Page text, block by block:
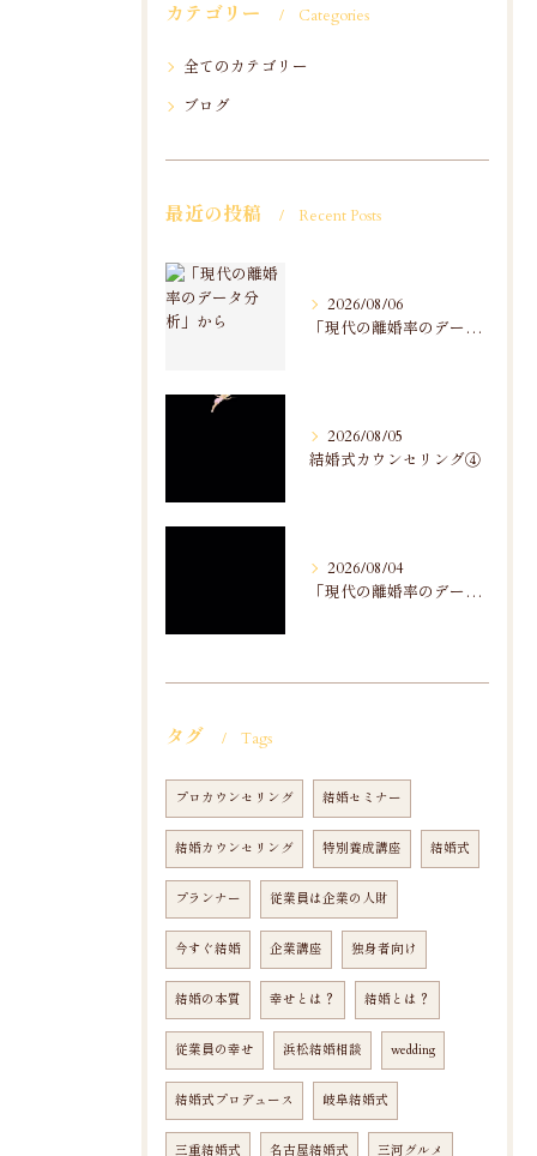
カテゴリー Categories
全てのカテゴリー
ブログ
最近の投稿 Recent Posts
2026/08/06
「現代の離婚率のデータ分析」から
2026/08/05
結婚式カウンセリング④
2026/08/04
「現代の離婚率のデータ分析」から
タグ Tags
プロカウンセリング 結婚セミナー
結婚カウンセリング 特別養成講座 結婚式
プランナー 従業員は企業の人財
今すぐ結婚 企業講座 独身者向け
結婚の本質 幸せとは？ 結婚とは？
従業員の幸せ 浜松結婚相談 wedding
結婚式プロデュース 岐阜結婚式
三重結婚式 名古屋結婚式 三河グルメ